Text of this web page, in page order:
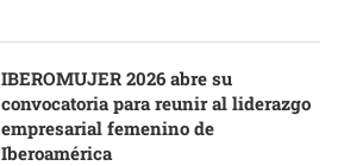
IBEROMUJER 2026 abre su
convocatoria para reunir al liderazgo
empresarial femenino de
Iberoamérica